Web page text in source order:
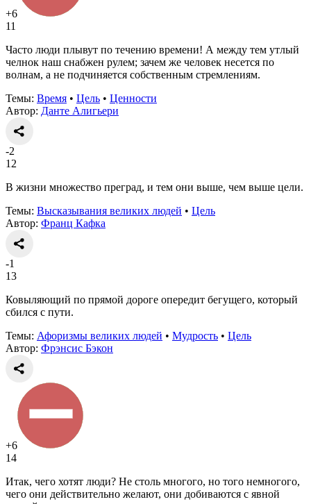
+6
11
Часто люди плывут по течению времени! А между тем утлый
челнок наш снабжен рулем; зачем же человек несется по
волнам, а не подчиняется собственным стремлениям.
Темы: Время • Цель • Ценности
Автор: Данте Алигьери
-2
12
В жизни множество преград, и тем они выше, чем выше цели.
Темы: Высказывания великих людей • Цель
Автор: Франц Кафка
-1
13
Ковыляющий по прямой дороге опередит бегущего, который
сбился с пути.
Темы: Афоризмы великих людей • Мудрость • Цель
Автор: Фрэнсис Бэкон
+6
14
Итак, чего хотят люди? Не столь многого, но того немногого,
чего они действительно желают, они добиваются с явной